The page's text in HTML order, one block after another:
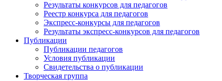
Результаты конкурсов для педагогов
Реестр конкурса для педагогов
Экспресс-конкурсы для педагогов
Результаты экспресс-конкурсов для педагогов
Публикации
Публикации педагогов
Условия публикации
Свидетельства о публикации
Творческая группа